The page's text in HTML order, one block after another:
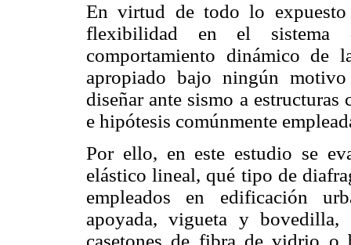
En virtud de todo lo expuesto
flexibilidad en el sistema
comportamiento dinámico de
apropiado bajo ningún
diseñar ante sismo a
e hipótesis comúnmente
Por ello, en este estudio se
elástico lineal, qué tipo de
empleados en edificación
apoyada, vigueta y